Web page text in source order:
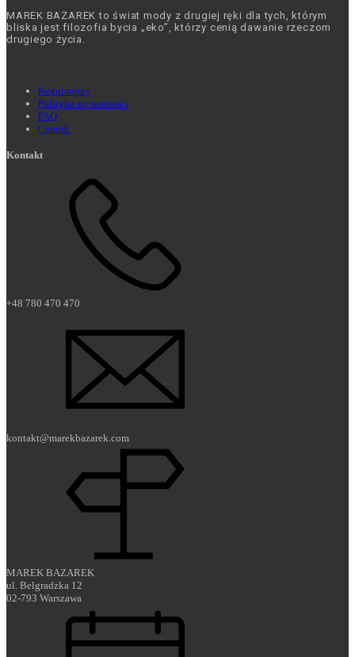
MAREK BAZAREK to świat mody z drugiej ręki dla tych, którym
bliska jest filozofia bycia „eko”, którzy cenią dawanie rzeczom
drugiego życia.
Regulaminy
Polityka prywatności
FAQ
Cennik
Kontakt
+48 780 470 470
kontakt@marekbazarek.com
MAREK BAZAREK
ul. Belgradzka 12
02-793 Warszawa